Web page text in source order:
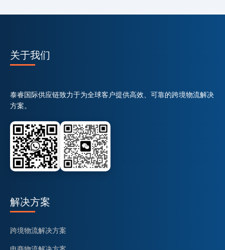
关于我们
泰睿国际供应链致力于为全球客户提供高效、可靠的跨境物流解决
方案。
解决方案
跨境物流解决方案